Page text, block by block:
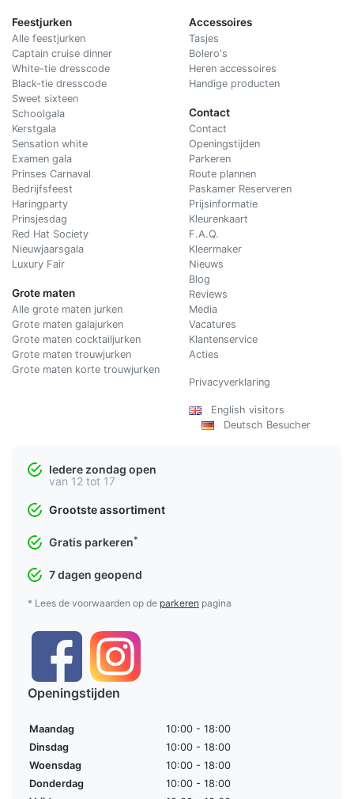
Feestjurken
Alle feestjurken
Captain cruise dinner
White-tie dresscode
Black-tie dresscode
Sweet sixteen
Schoolgala
Kerstgala
Sensation white
Examen gala
Prinses Carnaval
Bedrijfsfeest
Haringparty
Prinsjesdag
Red Hat Society
Nieuwjaarsgala
Luxury Fair
Grote maten
Alle grote maten jurken
Grote maten galajurken
Grote maten cocktailjurken
Grote maten trouwjurken
Grote maten korte trouwjurken
Accessoires
Tasjes
Bolero's
Heren accessoires
Handige producten
Contact
Contact
Openingstijden
Parkeren
Route plannen
Paskamer Reserveren
Prijsinformatie
Kleurenkaart
F.A.Q.
Kleermaker
Nieuws
Blog
Reviews
Media
Vacatures
Klantenservice
Acties
Privacyverklaring
English visitors
Deutsch Besucher
Iedere zondag open
van 12 tot 17
Grootste assortiment
Gratis parkeren*
7 dagen geopend
* Lees de voorwaarden op de parkeren pagina
Openingstijden
Maandag
10:00 - 18:00
Dinsdag
10:00 - 18:00
Woensdag
10:00 - 18:00
Donderdag
10:00 - 18:00